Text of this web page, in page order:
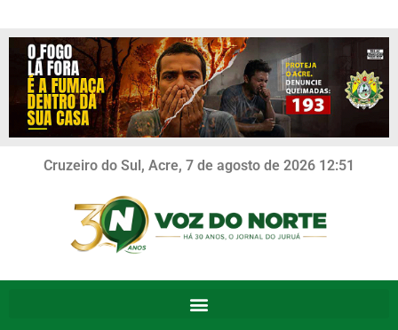
Cruzeiro do Sul, Acre, 7 de agosto de 2026 12:51